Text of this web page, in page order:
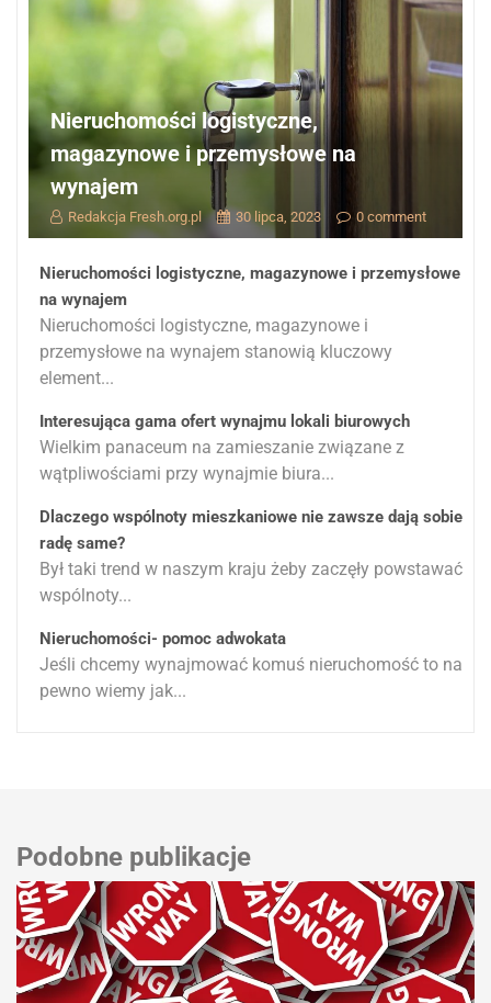
Nieruchomości logistyczne,
magazynowe i przemysłowe na
wynajem
Redakcja Fresh.org.pl 30 lipca, 2023 0 comment
Nieruchomości logistyczne, magazynowe i przemysłowe
na wynajem
Nieruchomości logistyczne, magazynowe i
przemysłowe na wynajem stanowią kluczowy
element...
Interesująca gama ofert wynajmu lokali biurowych
Wielkim panaceum na zamieszanie związane z
wątpliwościami przy wynajmie biura...
Dlaczego wspólnoty mieszkaniowe nie zawsze dają sobie
radę same?
Był taki trend w naszym kraju żeby zaczęły powstawać
wspólnoty...
Nieruchomości- pomoc adwokata
Jeśli chcemy wynajmować komuś nieruchomość to na
pewno wiemy jak...
Podobne publikacje